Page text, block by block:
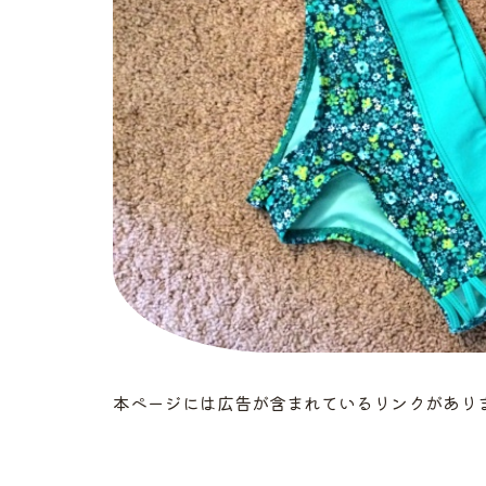
本ページには広告が含まれているリンクがあり